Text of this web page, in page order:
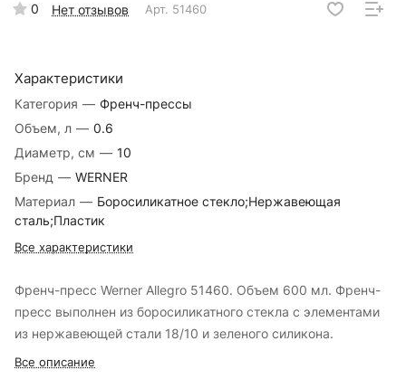
0 Нет отзывов Арт. 51460
Характеристики
Категория — Френч-прессы
Объем, л — 0.6
Диаметр, см — 10
Бренд — WERNER
Материал — Боросиликатное стекло;Нержавеющая
сталь;Пластик
Все характеристики
Френч-пресс Werner Allegro 51460. Объем 600 мл. Френч-
пресс выполнен из боросиликатного стекла с элементами
из нержавеющей стали 18/10 и зеленого силикона.
Все описание